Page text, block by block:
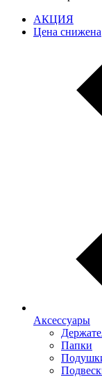
АКЦИЯ
Цена снижена
Аксессуары
Папки